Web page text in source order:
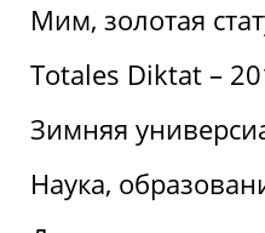
Мим, золотая
Totales Diktat –
Зимняя
Наука,